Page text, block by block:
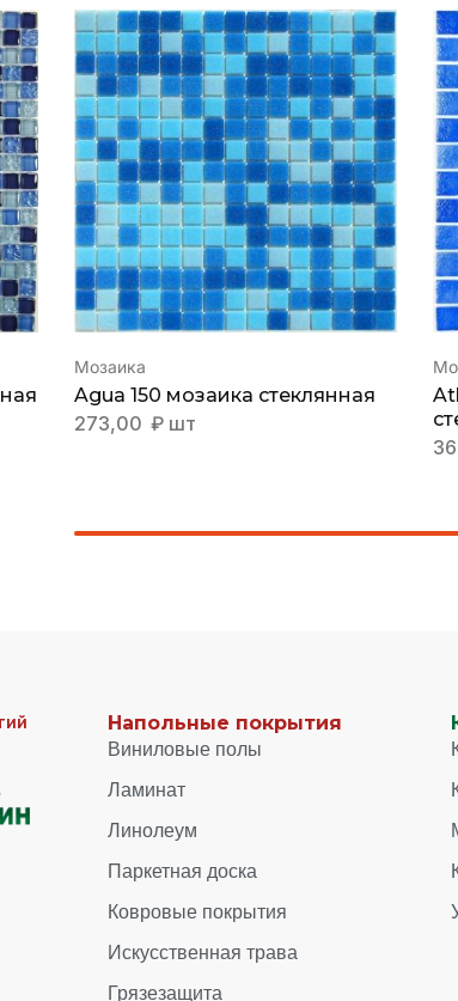
Мозаика
Agua 150 мозаика стеклянная
273,00 ₽ шт
Напольные покрытия
Виниловые полы
Ламинат
Линолеум
Паркетная доска
Ковровые покрытия
Искусственная трава
Грязезащита